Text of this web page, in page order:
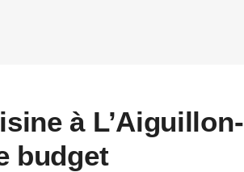
à L’Aiguillon-
budget